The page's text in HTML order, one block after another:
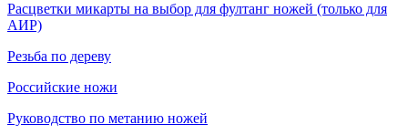
Расцветки микарты на выбор для фултанг ножей (только для
АИР)
Резьба по дереву
Российские ножи
Руководство по метанию ножей